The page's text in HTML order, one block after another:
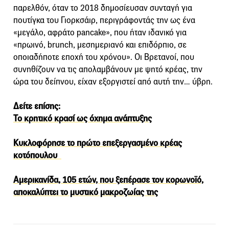
παρελθόν, όταν το 2018 δημοσίευσαν συνταγή για
πουτίγκα του Γιορκσάιρ, περιγράφοντάς την ως ένα
«μεγάλο, αφράτο pancake», που ήταν ιδανικό για
«πρωινό, brunch, μεσημεριανό και επιδόρπιο, σε
οποιαδήποτε εποχή του χρόνου». Οι Βρετανοί, που
συνηθίζουν να τις απολαμβάνουν με ψητό κρέας, την
ώρα του δείπνου, είχαν εξοργιστεί από αυτή την… ύβρη.
Δείτε επίσης:
Το κρητικό κρασί ως όχημα ανάπτυξης
Κυκλοφόρησε το πρώτο επεξεργασμένο κρέας
κοτόπουλου
Αμερικανίδα, 105 ετών, που ξεπέρασε τον κορωνοϊό,
αποκαλύπτει το μυστικό μακροζωίας της